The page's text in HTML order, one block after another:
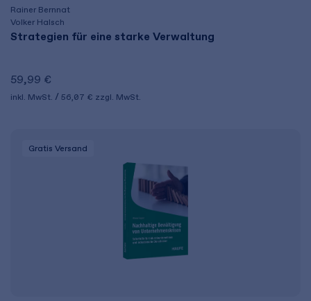
Rainer Bernnat
Volker Halsch
Strategien für eine starke Verwaltung
59,99 €
inkl. MwSt. 56,07 € zzgl. MwSt.
Gratis Versand